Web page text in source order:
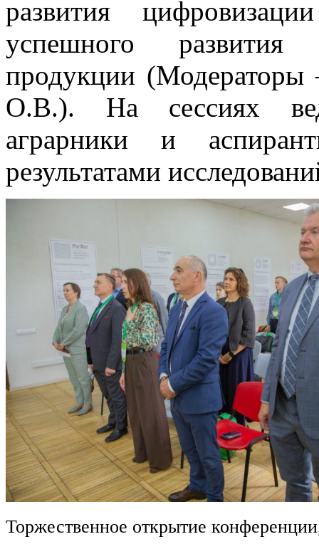
развития
успешного развития
продукции
О.В.). На сессиях
аграрники и
результатами
Торжественное открытие